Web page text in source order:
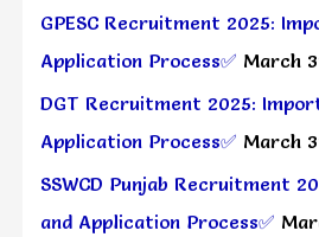
GPESC Recruitment 2025:
Application Process✅ March
DGT Recruitment 2025:
Application Process✅ March
SSWCD Punjab Recruitment
and Application Process✅